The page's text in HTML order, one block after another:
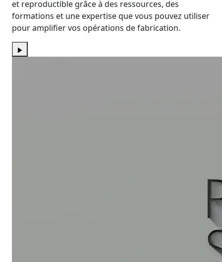
et reproductible grâce à des ressources, des
formations et une expertise que vous pouvez utiliser
pour amplifier vos opérations de fabrication.